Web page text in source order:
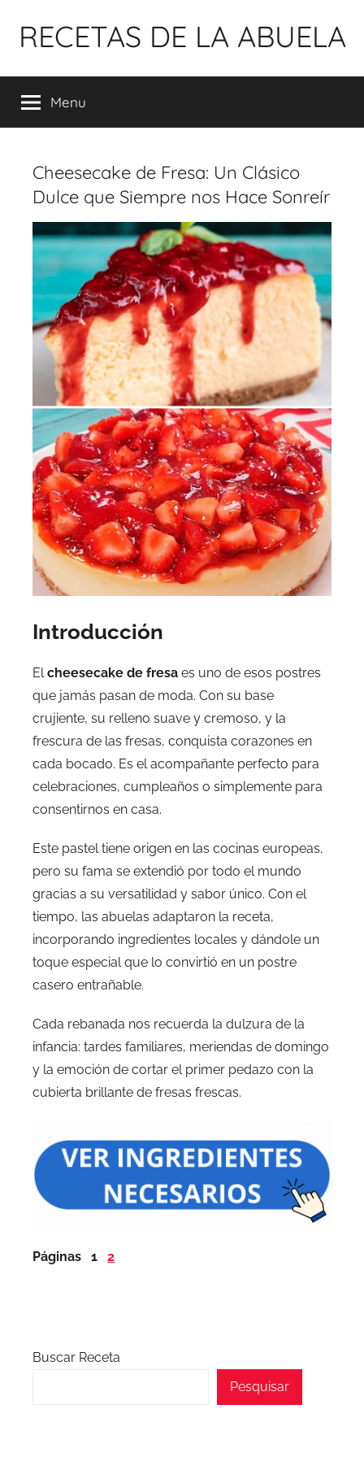
para
conteúdo
RECETAS DE LA ABUELA
Menu
Cheesecake de Fresa: Un Clásico
Dulce que Siempre nos Hace Sonreír
Introducción
Elcheesecake de fresa es uno de esos postres
que jamás pasan de moda. Con su base
crujiente, su relleno suave y cremoso, y la
frescura de las fresas, conquista corazones en
cada bocado. Es el acompañante perfecto para
celebraciones, cumpleaños o simplemente para
consentirnos en casa.
Este pastel tiene origen en las cocinas europeas,
pero su fama se extendió por todo el mundo
gracias a su versatilidad y sabor único. Con el
tiempo, las abuelas adaptaron la receta,
incorporando ingredientes locales y dándole un
toque especial que lo convirtió en un postre
casero entrañable.
Cada rebanada nos recuerda la dulzura de la
infancia: tardes familiares, meriendas de domingo
y la emoción de cortar el primer pedazo con la
cubierta brillante de fresas frescas.
Páginas 1 2
Buscar Receta
Pesquisar